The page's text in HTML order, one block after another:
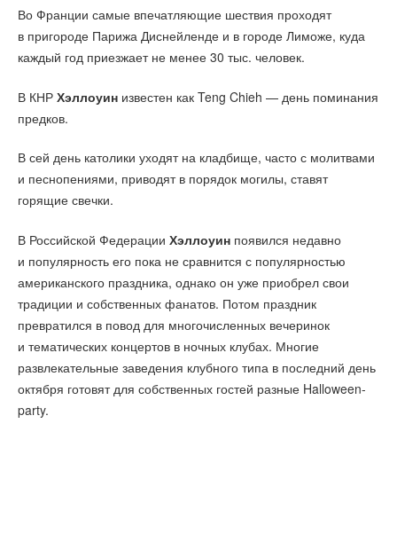
Во Франции самые впечатляющие шествия проходят
в пригороде Парижа Диснейленде и в городе Лиможе, куда
каждый год приезжает не менее 30 тыс. человек.
В КНР Хэллоуин известен как Teng Chieh — день поминания
предков.
В сей день католики уходят на кладбище, часто с молитвами
и песнопениями, приводят в порядок могилы, ставят
горящие свечки.
В Российской Федерации Хэллоуин появился недавно
и популярность его пока не сравнится с популярностью
американского праздника, однако он уже приобрел свои
традиции и собственных фанатов. Потом праздник
превратился в повод для многочисленных вечеринок
и тематических концертов в ночных клубах. Многие
развлекательные заведения клубного типа в последний день
октября готовят для собственных гостей разные Halloween-
party.